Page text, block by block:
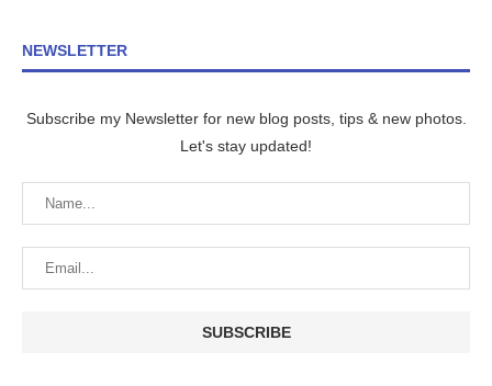
NEWSLETTER
Subscribe my Newsletter for new blog posts, tips & new photos.
Let's stay updated!